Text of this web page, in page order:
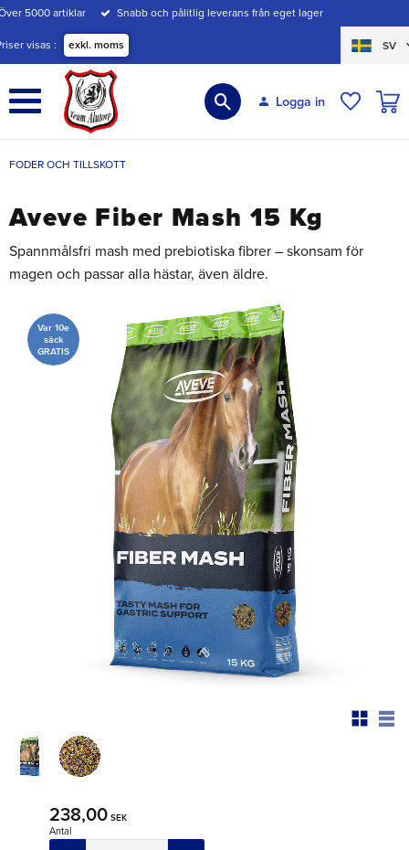
Meny
5000 artiklar Snabb och pålitlig leverans från eget lager
visas exkl. moms SV
Logga in
FODER OCH TILLSKOTT
Aveve Fiber Mash 15 Kg
Spannmålsfri mash med prebiotiska fibrer – skonsam för
magen och passar alla hästar, även äldre.
Var 10e
säck
GRATIS
238,00 SEK
Antal